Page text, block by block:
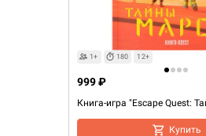
1+ 180 12+
Книга-игра "Escape Quest:
999 ₽
Купить